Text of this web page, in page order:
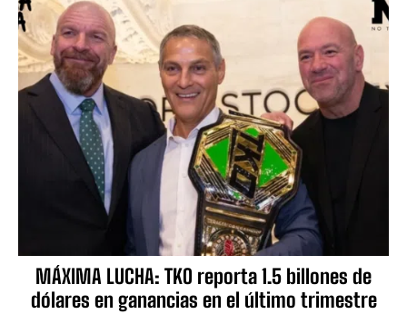
MÁXIMA LUCHA: TKO reporta 1.5 billones de
dólares en ganancias en el último trimestre